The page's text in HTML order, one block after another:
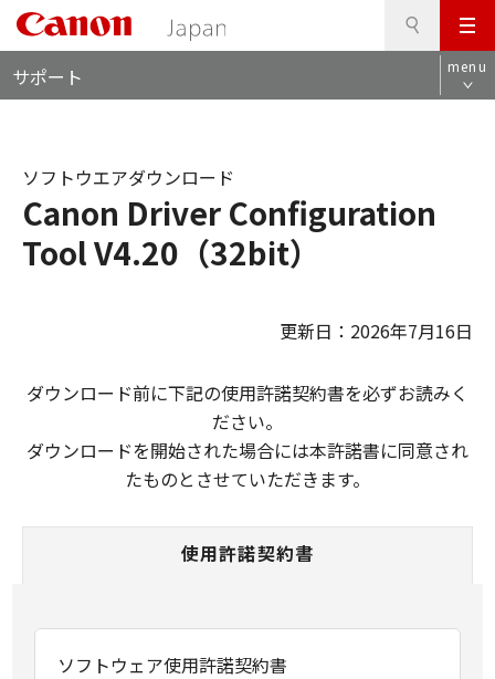
メ
ニ
ュ
サポート menu
Canon Driver Configuration
Tool V4.20（32bit）
ソフトウエアダウンロード
更新日：2026年7月16日
ダウンロード前に下記の使用許諾契約書を必ずお読みく
ださい。
ダウンロードを開始された場合には本許諾書に同意され
たものとさせていただきます。
使用許諾契約書
ソフトウェア使用許諾契約書